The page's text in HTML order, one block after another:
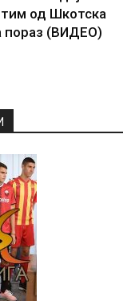
од Шкотска
пораз (ВИДЕО)